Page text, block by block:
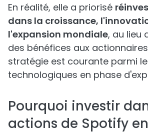
En réalité, elle a priorisé
dans la croissance,
l'expansion mondiale, au lieu
des bénéfices aux
stratégie est courante parmi
technologiques en phase
Pourquoi investir
actions de Spotify